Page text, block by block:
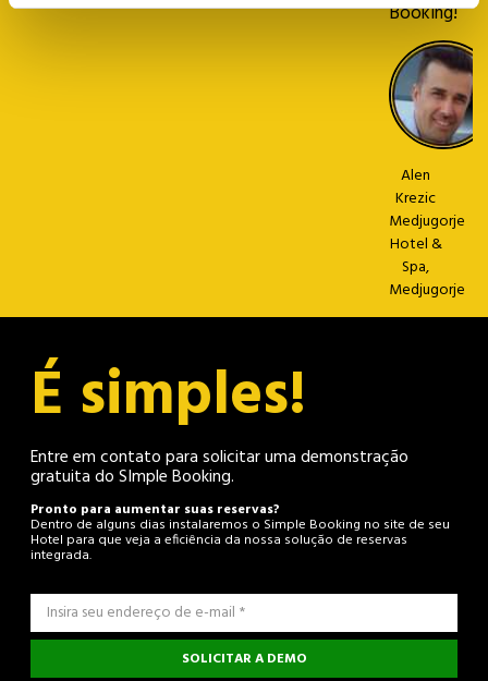
Booking!
Alen
Krezic
Medjugorje
Hotel &
Spa,
Medjugorje
É simples!
Entre em contato para solicitar uma demonstração
gratuita do SImple Booking.
Pronto para aumentar suas reservas?
Dentro de alguns dias instalaremos o Simple Booking no site de seu
Hotel para que veja a eficiência da nossa solução de reservas
integrada.
SOLICITAR A DEMO